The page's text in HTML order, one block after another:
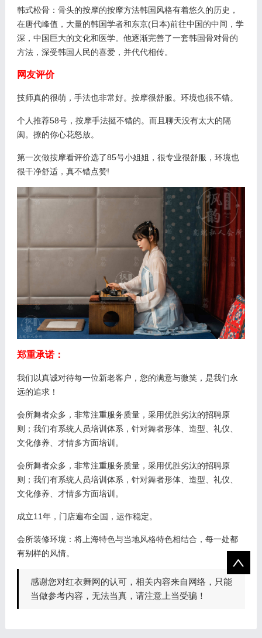
韩式松骨：骨头的按摩的按摩方法韩国风格有着悠久的历史，
在唐代峰值，大量的韩国学者和东京(日本)前往中国的中间，学
深，中国巨大的文化和医学。他逐渐完善了一套韩国骨对骨的
方法，深受韩国人民的喜爱，并代代相传。
网友评价
技师真的很萌，手法也非常好。按摩很舒服。环境也很不错。
个人推荐58号，按摩手法挺不错的。而且聊天没有太大的隔
阂。撩的你心花怒放。
第一次做按摩看评价选了85号小姐姐，很专业很舒服，环境也
很干净舒适，真不错点赞!
郑重承诺：
我们以真诚对待每一位新老客户，您的满意与微笑，是我们永
远的追求！
会所舞者众多，非常注重服务质量，采用优胜劣汰的招聘原
则；我们有系统人员培训体系，针对舞者形体、造型、礼仪、
文化修养、才情多方面培训。
会所舞者众多，非常注重服务质量，采用优胜劣汰的招聘原
则；我们有系统人员培训体系，针对舞者形体、造型、礼仪、
文化修养、才情多方面培训。
成立11年，门店遍布全国，运作稳定。
会所装修环境：将上海特色与当地风格特色相结合，每一处都
有别样的风情。
感谢您对红衣舞网的认可，相关内容来自网络，只能
当做参考内容，无法当真，请注意上当受骗！